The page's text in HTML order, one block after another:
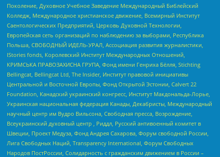
Поколение, Духовное Учебное Заведение Международный Библейский
Колледж, Международное христианское движение, Всемирный Институт
Саентологических Предприятий, Церковь Духовной Технологии,
Европейская сеть организаций по наблюдению за выборами, Республика
Польша, СВОБОДНЫЙ ИДЕЛЬ-УРАЛ, Ассоциация развития журналистики,
IStories fonds, Королевский Институт Международных Отношений,
КРИМСЬКА ПРАВОЗАХИСНА ГРУПА, Фонд имени Генриха Бёлля, Stichting
Bellingcat, Bellingcat Ltd, The Insider, Институт правовой инициативы
Центральной и Восточной Европы, Фонд Открытой Эстонии, Calvert 22
Foundation, Канадский украинский конгресс, Институт Макдональда-Лорье,
Украинская национальная федерация Канады, Декабристы, Международный
научный центр им Вудро Вильсона, Свободная пресса, Возрождение,
Всеукраинский духовный центр , Риддл, Русский антивоенный комитет в
Швеции, Проект Медуза, Фонд Андрея Сахарова, Форум свободной России,
Лига Свободных Наций, Transparеncy International, Форум Свободных
Народов ПостРоссии, Солидарность с гражданским движением в России –